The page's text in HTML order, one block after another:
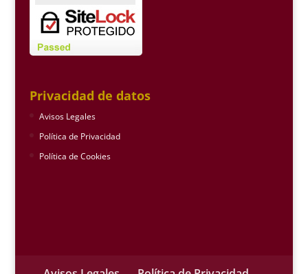
Privacidad de datos
Avisos Legales
Política de Privacidad
Política de Cookies